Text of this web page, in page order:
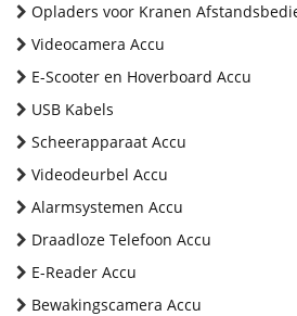
Opladers voor Kranen
Videocamera Accu
E-Scooter en Hoverboard Accu
USB Kabels
Scheerapparaat Accu
Videodeurbel Accu
Alarmsystemen Accu
Draadloze Telefoon Accu
E-Reader Accu
Bewakingscamera Accu